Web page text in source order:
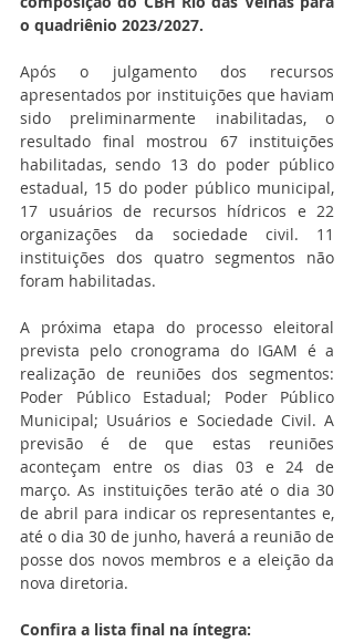
o quadriênio 2023/2027.
Após o julgamento dos recursos
apresentados por instituições que haviam
sido preliminarmente inabilitadas, o
resultado final mostrou 67 instituições
habilitadas, sendo 13 do poder público
estadual, 15 do poder público municipal,
17 usuários de recursos hídricos e 22
organizações da sociedade civil. 11
instituições dos quatro segmentos não
foram habilitadas.
A próxima etapa do processo eleitoral
prevista pelo cronograma do IGAM é a
realização de reuniões dos segmentos:
Poder Público Estadual; Poder Público
Municipal; Usuários e Sociedade Civil. A
previsão é de que estas reuniões
aconteçam entre os dias 03 e 24 de
março. As instituições terão até o dia 30
de abril para indicar os representantes e,
até o dia 30 de junho, haverá a reunião de
posse dos novos membros e a eleição da
nova diretoria.
Confira a lista final na íntegra: